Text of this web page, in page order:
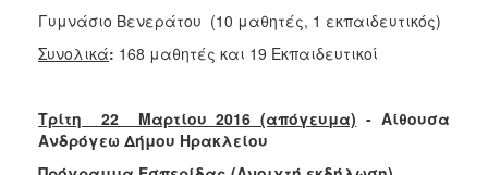
Γυμνάσιο Βενεράτου (10 μαθητές, 1 εκπαιδευτικός)
Συνολικά: 168 μαθητές και 19 Εκπαιδευτικοί
Τρίτη 22 Μαρτίου 2016 (απόγευμα) - Αίθουσα
Ανδρόγεω Δήμου Ηρακλείου